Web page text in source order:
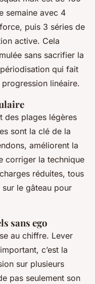
semaine avec 4
puis 3 séries de
active. Cela
sans sacrifier la
qui fait
linéaire.
des plages légères
sont la clé de la
améliorent la
corriger la technique
réduites, tous
le gâteau pour
sans ego
au chiffre. Lever
c’est la
sur plusieurs
pas seulement son